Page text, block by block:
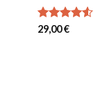
Note4.50
29,00€